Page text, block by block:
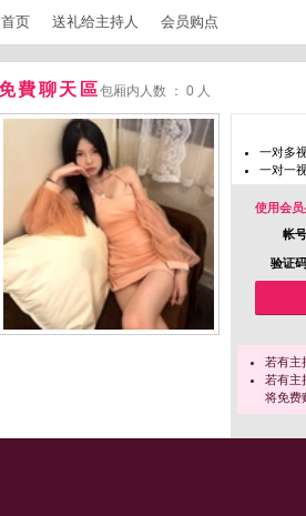
首页 送礼给主持人 会员购点
費聊天區包厢内人数 ： 0 人
一对多
一对一
使用会员
帐
验证
若有主
若有主
将免费